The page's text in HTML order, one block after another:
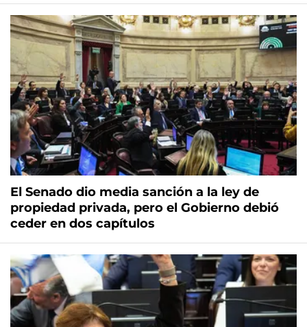
El Senado dio media sanción a la ley de
propiedad privada, pero el Gobierno debió
ceder en dos capítulos